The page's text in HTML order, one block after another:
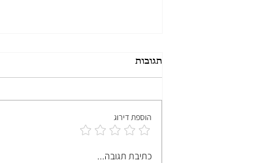
תגובות
הוספת דירוג
כתיבת תגובה...